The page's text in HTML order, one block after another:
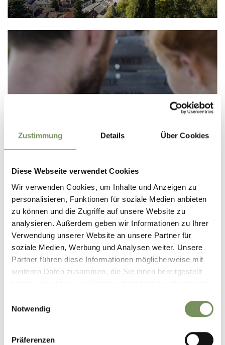
Zustimmung Details Über Cookies
Diese Webseite verwendet Cookies
Wir verwenden Cookies, um Inhalte und Anzeigen zu
personalisieren, Funktionen für soziale Medien anbieten
zu können und die Zugriffe auf unsere Website zu
analysieren. Außerdem geben wir Informationen zu Ihrer
Verwendung unserer Website an unsere Partner für
soziale Medien, Werbung und Analysen weiter. Unsere
Partner führen diese Informationen möglicherweise mit
weiteren Daten zusammen, die Sie ihnen bereitgestellt
Notwendig
Präferenzen
ASSOCIATION TOURISTIQUE DE
MERANO